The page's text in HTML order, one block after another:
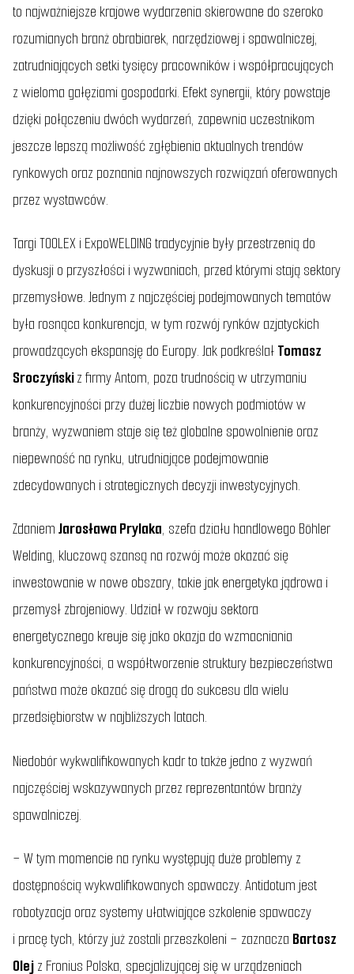
to najważniejsze krajowe wydarzenia skierowane do szeroko
rozumianych branż obrabiarek, narzędziowej i spawalniczej,
zatrudniających setki tysięcy pracowników i współpracujących
z wieloma gałęziami gospodarki. Efekt synergii, który powstaje
dzięki połączeniu dwóch wydarzeń, zapewnia uczestnikom
jeszcze lepszą możliwość zgłębienia aktualnych trendów
rynkowych oraz poznania najnowszych rozwiązań oferowanych
przez wystawców.
Targi TOOLEX i ExpoWELDING tradycyjnie były przestrzenią do
dyskusji o przyszłości i wyzwaniach, przed którymi stają sektory
przemysłowe. Jednym z najczęściej podejmowanych tematów
była rosnąca konkurencja, w tym rozwój rynków azjatyckich
prowadzących ekspansję do Europy. Jak podkreślał Tomasz
Sroczyńskiz firmy Antom, poza trudnością w utrzymaniu
konkurencyjności przy dużej liczbie nowych podmiotów w
branży, wyzwaniem staje się też globalne spowolnienie oraz
niepewność na rynku, utrudniające podejmowanie
zdecydowanych i strategicznych decyzji inwestycyjnych.
ZdaniemJarosława Prylaka, szefa działu handlowego Böhler
Welding, kluczową szansą na rozwój może okazać się
inwestowanie w nowe obszary, takie jak energetyka jądrowa i
przemysł zbrojeniowy. Udział w rozwoju sektora
energetycznego kreuje się jako okazja do wzmacniania
konkurencyjności, a współtworzenie struktury bezpieczeństwa
państwa może okazać się drogą do sukcesu dla wielu
przedsiębiorstw w najbliższych latach.
Niedobór wykwalifikowanych kadr to także jedno z wyzwań
najczęściej wskazywanych przez reprezentantów branży
spawalniczej.
– W tym momencie na rynku występują duże problemy z
dostępnością wykwalifikowanych spawaczy. Antidotum jest
robotyzacja oraz systemy ułatwiające szkolenie spawaczy
i pracę tych, którzy już zostali przeszkoleni – zaznacza Bartosz
Olej z Fronius Polska, specjalizującej się w urządzeniach